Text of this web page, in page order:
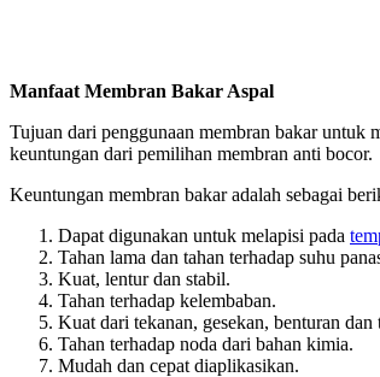
Manfaat Membran Bakar Aspal
Tujuan dari penggunaan membran bakar untuk
keuntungan dari pemilihan membran anti bocor.
Keuntungan membran bakar adalah sebagai
Dapat digunakan untuk melapisi pada
Tahan lama dan tahan terhadap suhu
Kuat, lentur dan stabil.
Tahan terhadap kelembaban.
Kuat dari tekanan, gesekan, benturan
Tahan terhadap noda dari bahan kimia.
Mudah dan cepat diaplikasikan.